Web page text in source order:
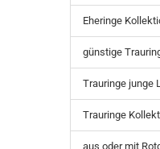
Eheringe
günstige
Trauringe junge
Trauringe
aus oder mit